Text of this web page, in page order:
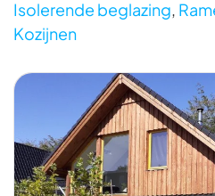
Isolerende beglazing,
Kozijnen